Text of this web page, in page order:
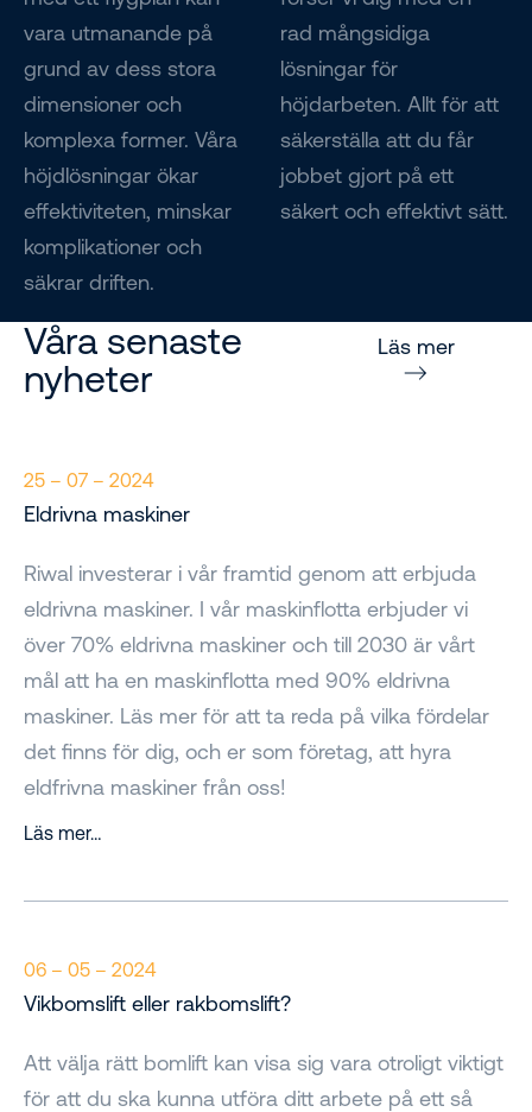
vara utmanande på
grund av dess stora
dimensioner och
komplexa former. Våra
höjdlösningar ökar
effektiviteten, minskar
komplikationer och
säkrar driften.
rad mångsidiga
lösningar för
höjdarbeten. Allt för att
säkerställa att du får
jobbet gjort på ett
säkert och effektivt sätt.
Våra senaste
nyheter
Läs mer
25 – 07 – 2024
Eldrivna maskiner
Riwal investerar i vår framtid genom att erbjuda
eldrivna maskiner. I vår maskinflotta erbjuder vi
över 70% eldrivna maskiner och till 2030 är vårt
mål att ha en maskinflotta med 90% eldrivna
maskiner. Läs mer för att ta reda på vilka fördelar
det finns för dig, och er som företag, att hyra
eldfrivna maskiner från oss!
Läs mer…
06 – 05 – 2024
Vikbomslift eller rakbomslift?
Att välja rätt bomlift kan visa sig vara otroligt viktigt
för att du ska kunna utföra ditt arbete på ett så